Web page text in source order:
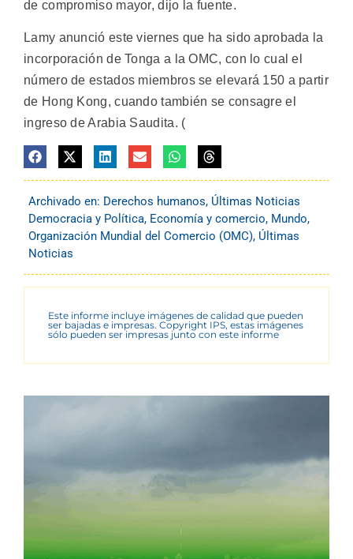
de compromiso mayor, dijo la fuente.
Lamy anunció este viernes que ha sido aprobada la
incorporación de Tonga a la OMC, con lo cual el
número de estados miembros se elevará 150 a partir
de Hong Kong, cuando también se consagre el
ingreso de Arabia Saudita. (
Archivado en: Derechos humanos, Últimas Noticias
Democracia y Política, Economía y comercio, Mundo,
Organización Mundial del Comercio (OMC), Últimas
Noticias
Este informe incluye imágenes de calidad que pueden
ser bajadas e impresas. Copyright IPS, estas imágenes
sólo pueden ser impresas junto con este informe